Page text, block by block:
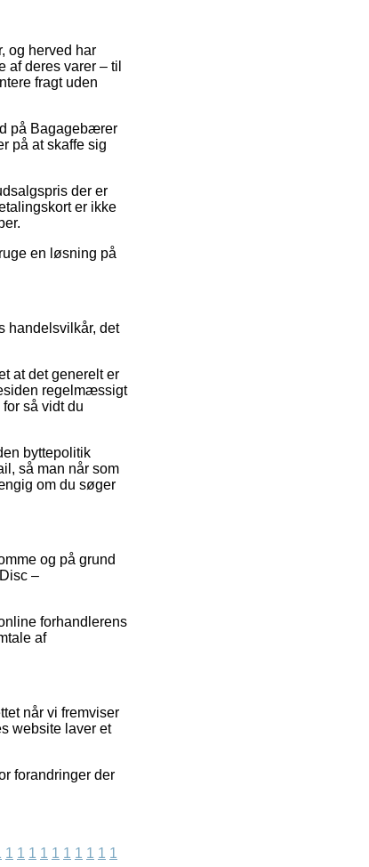
og herved har
deres varer – til
fragt uden
på Bagagebærer
på at skaffe sig
der er
er ikke
en løsning på
handelsvilkår, det
at det generelt er
regelmæssigt
så vidt du
byttepolitik
så man når som
om du søger
og på grund
–
forhandlerens
af
når vi fremviser
website laver et
forandringer der
1 1 1 1 1 1 1 1 1 1